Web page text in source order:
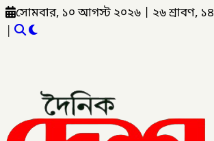
সোমবার, ১০ আগস্ট ২০২৬ ২৬ শ্রাবণ,
|